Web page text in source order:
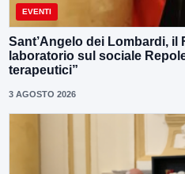
EVENTI
Sant’Angelo dei Lombardi, il
laboratorio sul sociale
terapeutici”
3 AGOSTO 2026